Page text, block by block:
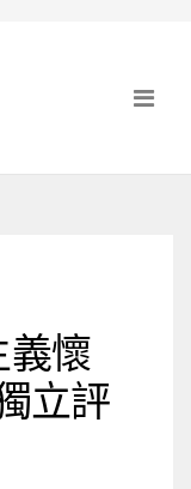
懷
立評